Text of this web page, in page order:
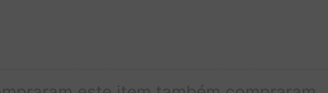
Fibra bruta 2,9%, Matéria inorgânica 6,9%, Cálcio 1,8%, Fósforo 1,2%.